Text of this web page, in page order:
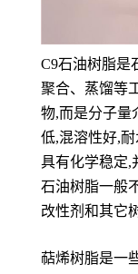
C9石油树脂是
聚合、蒸馏等
物,而是分子量
低,混溶性好,
具有化学稳定,
石油树脂一般
改性剂和其它
萜烯树脂是一